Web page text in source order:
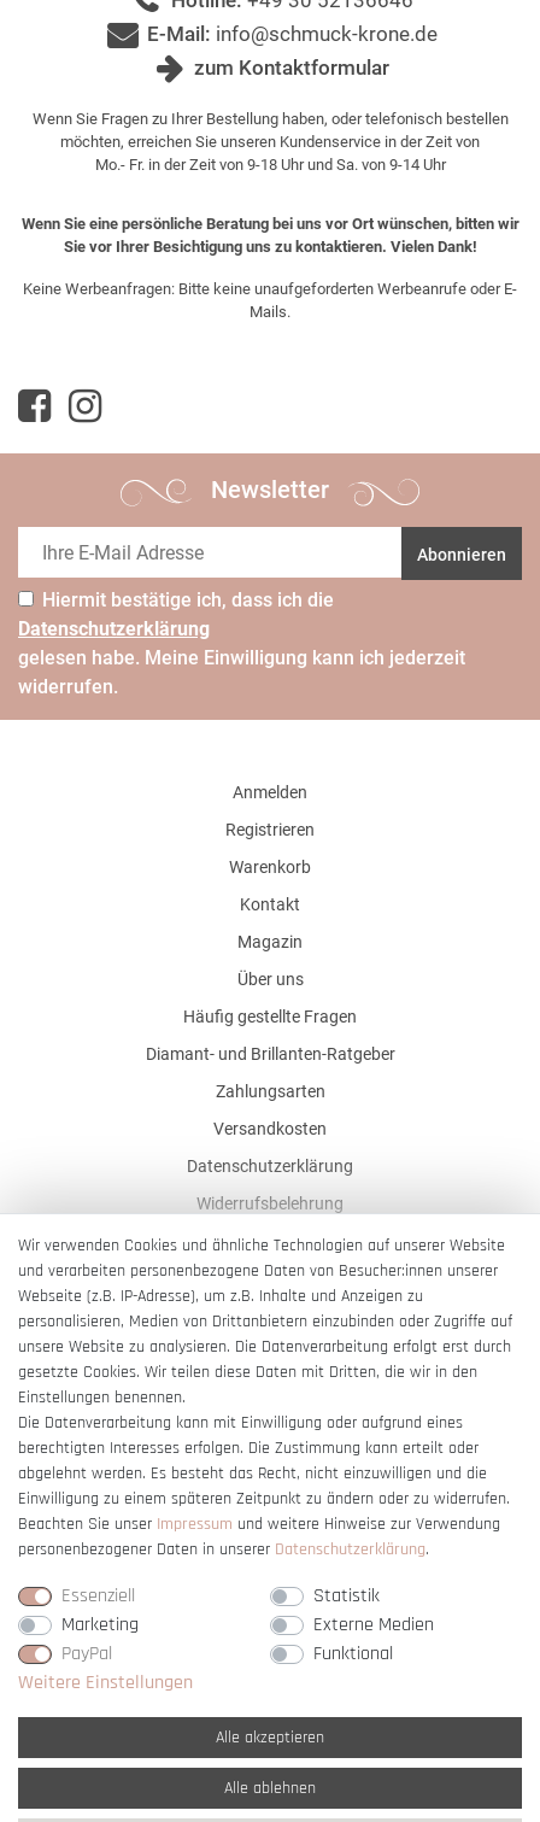
E-Mail: info@schmuck-krone.de
zum Kontaktformular
Wenn Sie Fragen zu Ihrer Bestellung haben, oder telefonisch bestellen
möchten, erreichen Sie unseren Kundenservice in der Zeit von
Mo.- Fr. in der Zeit von 9-18 Uhr und Sa. von 9-14 Uhr
Wenn Sie eine persönliche Beratung bei uns vor Ort wünschen, bitten wir
Sie vor Ihrer Besichtigung uns zu kontaktieren. Vielen Dank!
Keine Werbeanfragen: Bitte keine unaufgeforderten Werbeanrufe oder E-
Mails.
Newsletter
Abonnieren
Hiermit bestätige ich, dass ich die
Daten­schutz­erklärung
gelesen habe. Meine Einwilligung kann ich jederzeit
widerrufen.
Anmelden
Registrieren
Warenkorb
Kontakt
Magazin
Über uns
Häufig gestellte Fragen
Diamant- und Brillanten-Ratgeber
Zahlungsarten
Versandkosten
Datenschutzerklärung
Widerrufsbelehrung
AGB
Impressum
Barrierefreiheitserklärung
Vertrag widerrufen
Wir verwenden Cookies und ähnliche Technologien auf unserer Website
und verarbeiten personenbezogene Daten von Besucher:innen unserer
Webseite (z.B. IP-Adresse), um z.B. Inhalte und Anzeigen zu
personalisieren, Medien von Drittanbietern einzubinden oder Zugriffe auf
unsere Website zu analysieren. Die Datenverarbeitung erfolgt erst durch
gesetzte Cookies. Wir teilen diese Daten mit Dritten, die wir in den
Einstellungen benennen.
Die Datenverarbeitung kann mit Einwilligung oder aufgrund eines
berechtigten Interesses erfolgen. Die Zustimmung kann erteilt oder
abgelehnt werden. Es besteht das Recht, nicht einzuwilligen und die
Einwilligung zu einem späteren Zeitpunkt zu ändern oder zu widerrufen.
Beachten Sie unser Impressum und weitere Hinweise zur Verwendung
personenbezogener Daten in unserer Daten­schutz­erklärung.
Essenziell
Statistik
Marketing
Externe Medien
PayPal
Funktional
Weitere Einstellungen
Alle akzeptieren
Alle ablehnen